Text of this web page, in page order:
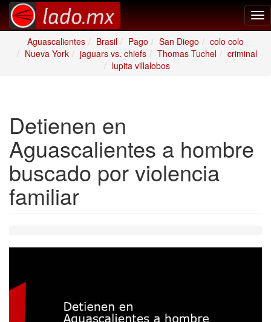
Aguascalientes
Brasil Pago San Diego
colo colo
Nueva York
jaguars vs. chiefs Thomas Tuchel
criminal
lupita villalobos
Detienen en
Aguascalientes a hombre
buscado por violencia
familiar